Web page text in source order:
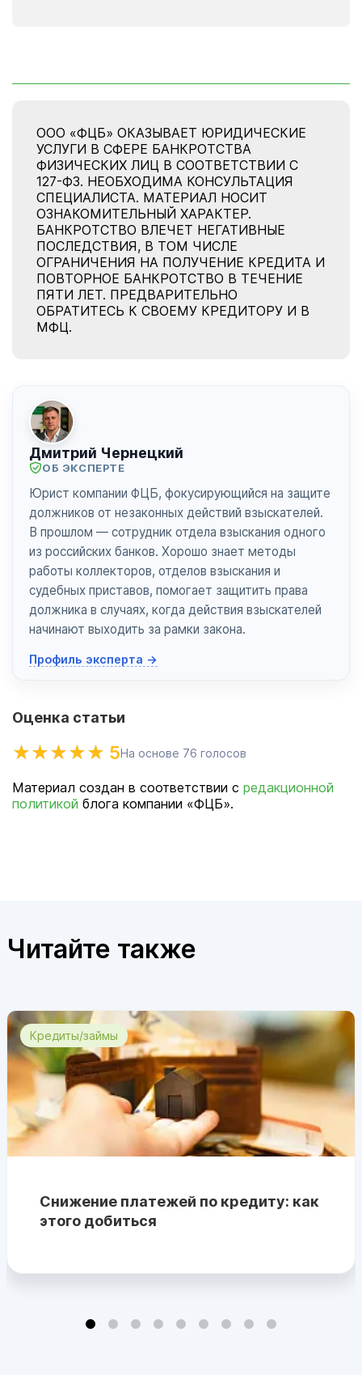
ООО «ФЦБ» ОКАЗЫВАЕТ ЮРИДИЧЕСКИЕ
УСЛУГИ В СФЕРЕ БАНКРОТСТВА
ФИЗИЧЕСКИХ ЛИЦ В СООТВЕТСТВИИ С
127-ФЗ. НЕОБХОДИМА КОНСУЛЬТАЦИЯ
СПЕЦИАЛИСТА. МАТЕРИАЛ НОСИТ
ОЗНАКОМИТЕЛЬНЫЙ ХАРАКТЕР.
БАНКРОТСТВО ВЛЕЧЕТ НЕГАТИВНЫЕ
ПОСЛЕДСТВИЯ, В ТОМ ЧИСЛЕ
ОГРАНИЧЕНИЯ НА ПОЛУЧЕНИЕ КРЕДИТА И
ПОВТОРНОЕ БАНКРОТСТВО В ТЕЧЕНИЕ
ПЯТИ ЛЕТ. ПРЕДВАРИТЕЛЬНО
ОБРАТИТЕСЬ К СВОЕМУ КРЕДИТОРУ И В
МФЦ.
Дмитрий Чернецкий
ОБ ЭКСПЕРТЕ
Юрист компании ФЦБ, фокусирующийся на защите
должников от незаконных действий взыскателей.
В прошлом — сотрудник отдела взыскания одного
из российских банков. Хорошо знает методы
работы коллекторов, отделов взыскания и
судебных приставов, помогает защитить права
должника в случаях, когда действия взыскателей
начинают выходить за рамки закона.
Профиль эксперта →
Оценка статьи
5На основе 76 голосов
Материал создан в соответствии с редакционной
политикой блога компании «ФЦБ».
Читайте также
Кредиты/займы
Снижение платежей по кредиту: как
этого добиться